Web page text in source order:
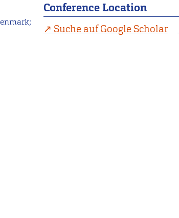
Conference Location
Suche auf Google Scholar